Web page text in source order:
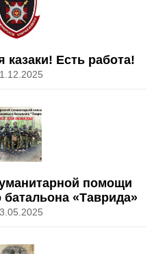
казаки! Есть работа!
помощи
батальона «Таврида»